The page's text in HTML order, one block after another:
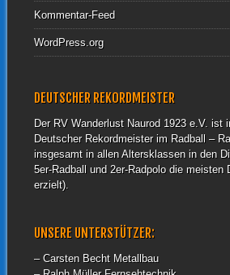
Kommentar-Feed
WordPress.org
DEUTSCHER REKORDMEISTER
Der RV Wanderlust Naurod 1923 e.V. ist
Deutscher Rekordmeister im Radball –
insgesamt in allen Altersklassen in den
5er-Radball und 2er-Radpolo die meisten
erzielt).
UNSERE UNTERSTÜTZER:
– Carsten Becht Metallbau